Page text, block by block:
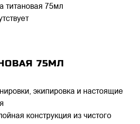
титановая 75мл
75МЛ
экипировка и настоящие
конструкция из чистого